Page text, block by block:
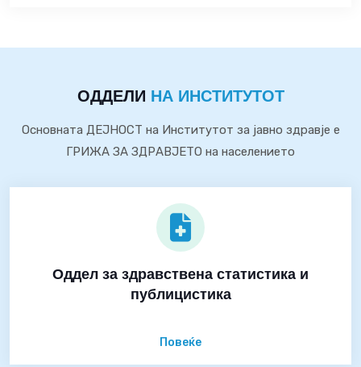
ОДДЕЛИ НА ИНСТИТУТОТ
Основната ДЕЈНОСТ на Институтот за јавно здравје е
ГРИЖА ЗА ЗДРАВЈЕТО на населението
Оддел за здравствена статистика и
публицистика
Повеќе